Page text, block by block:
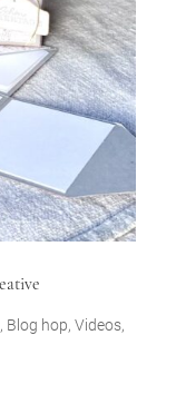
, Blog hop, Videos,